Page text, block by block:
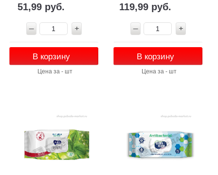
51,99 руб.
В корзину
Цена за - шт
119,99 руб.
В корзину
Цена за - шт